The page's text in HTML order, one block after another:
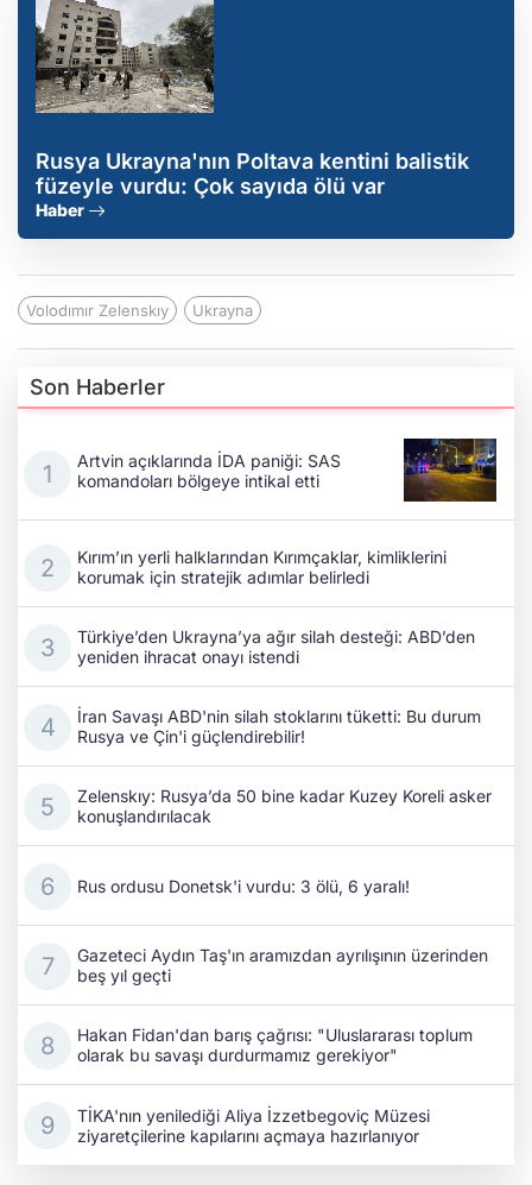
Rusya Ukrayna'nın Poltava kentini balistik
füzeyle vurdu: Çok sayıda ölü var
Haber
Volodımır Zelenskıy Ukrayna
Son Haberler
Artvin açıklarında İDA paniği: SAS
komandoları bölgeye intikal etti
Kırım’ın yerli halklarından Kırımçaklar, kimliklerini
korumak için stratejik adımlar belirledi
Türkiye’den Ukrayna’ya ağır silah desteği: ABD’den
yeniden ihracat onayı istendi
İran Savaşı ABD'nin silah stoklarını tüketti: Bu durum
Rusya ve Çin'i güçlendirebilir!
Zelenskıy: Rusya’da 50 bine kadar Kuzey Koreli asker
konuşlandırılacak
Rus ordusu Donetsk'i vurdu: 3 ölü, 6 yaralı!
Gazeteci Aydın Taş'ın aramızdan ayrılışının üzerinden
beş yıl geçti
Hakan Fidan'dan barış çağrısı: "Uluslararası toplum
olarak bu savaşı durdurmamız gerekiyor"
TİKA'nın yenilediği Aliya İzzetbegoviç Müzesi
ziyaretçilerine kapılarını açmaya hazırlanıyor